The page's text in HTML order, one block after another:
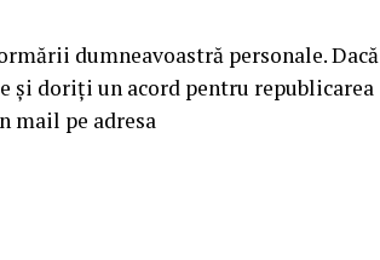
dumneavoastră personale. Dacă
şi doriţi un acord pentru republicarea
mail pe adresa